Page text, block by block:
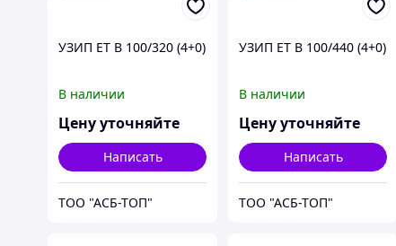
УЗИП ET B 100/320 (4+0)
В наличии
Цену уточняйте
Написать
ТОО "АСБ-ТОП"
УЗИП ET B 100/440 (4+0)
В наличии
Цену уточняйте
Написать
ТОО "АСБ-ТОП"